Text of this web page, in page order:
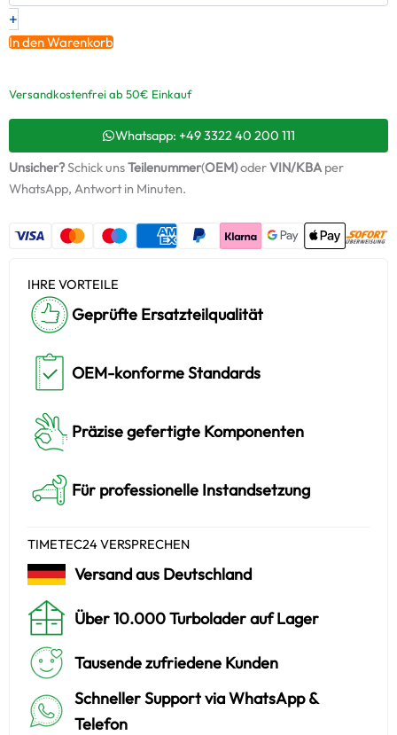
FIAT
LANCIA
80
–
/
ABS829
+
Keramiköl
+
In den Warenkorb
Versandkostenfrei ab 50€ Einkauf
Whatsapp: +49 3322 40 200 111
Unsicher?Schick unsTeilenummer(OEM)oderVIN/KBAper
WhatsApp, Antwort in Minuten.
IHRE VORTEILE
Geprüfte Ersatzteilqualität
OEM-konforme Standards
Präzise gefertigte Komponenten
Für professionelle Instandsetzung
TIMETEC24 VERSPRECHEN
Versand aus Deutschland
Über 10.000 Turbolader auf Lager
Tausende zufriedene Kunden
Schneller Support via WhatsApp &
Telefon